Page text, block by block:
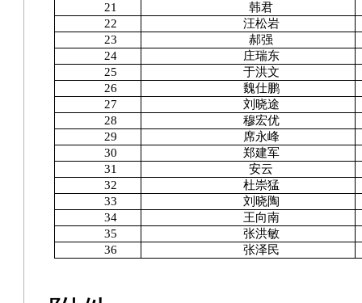
21
韩君
22
汪松岩
23
郝强
24
庄瑞东
25
于洪文
26
魏仕鹏
27
刘晓途
28
穆宏优
29
席永峰
30
郑建军
31
安云
32
杜崇猛
33
刘晓陶
34
王向南
35
张洪敏
36
张泽民